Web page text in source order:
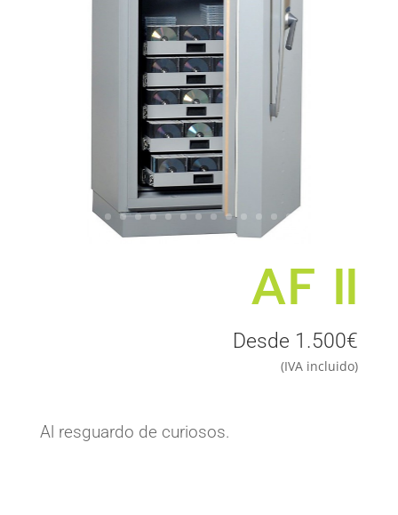
AF II
Desde 1.500€
(IVA incluido)
Al resguardo de curiosos.